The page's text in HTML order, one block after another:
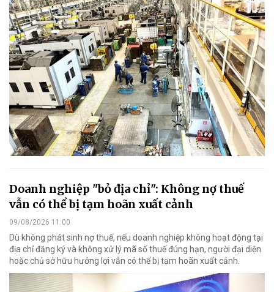
Doanh nghiệp "bỏ địa chỉ": Không nợ thuế
vẫn có thể bị tạm hoãn xuất cảnh
09/08/2026 11:00
Dù không phát sinh nợ thuế, nếu doanh nghiệp không hoạt động tại
địa chỉ đăng ký và không xử lý mã số thuế đúng hạn, người đại diện
hoặc chủ sở hữu hưởng lợi vẫn có thể bị tạm hoãn xuất cảnh.